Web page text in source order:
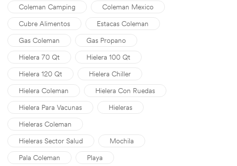
Coleman Camping
Coleman Mexico
Cubre Alimentos
Estacas Coleman
Gas Coleman
Gas Propano
Hielera 70 Qt
Hielera 100 Qt
Hielera 120 Qt
Hielera Chiller
Hielera Coleman
Hielera Con Ruedas
Hielera Para Vacunas
Hieleras
Hieleras Coleman
Hieleras Sector Salud
Mochila
Pala Coleman
Playa